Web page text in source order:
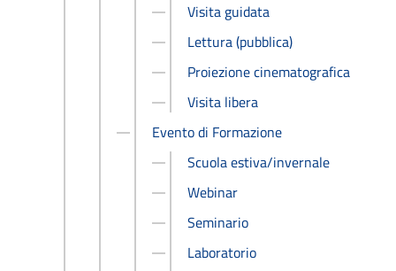
Visita guidata
Lettura (pubblica)
Proiezione cinematografica
Visita libera
Evento di Formazione
Scuola estiva/invernale
Webinar
Seminario
Laboratorio